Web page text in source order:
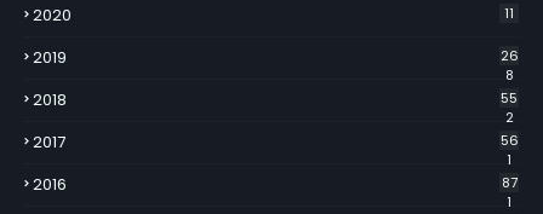
2020 11
2019
26
8
2018
55
2
2017
56
1
2016
87
1